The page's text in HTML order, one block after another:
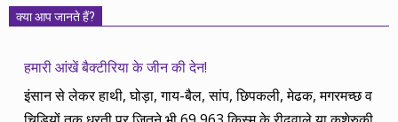
क्या आप जानते हैं?
हमारी आंखें बैक्टीरिया के जीन की देन!
इंसान से लेकर हाथी, घोड़ा, गाय-बैल, सांप, छिपकली, मेढक, मगरमच्छ व